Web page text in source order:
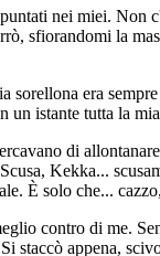
nei miei. Non
sfiorandomi la
era
un istante tutta la
di
Kekka...
È solo che...
contro di me.
appena,